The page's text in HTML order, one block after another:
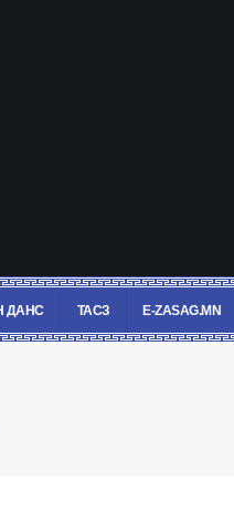
ДАНС ТАСЗ E-ZASAG.MN